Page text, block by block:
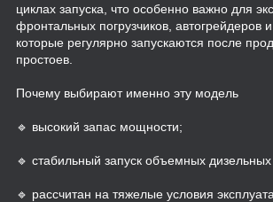
циклах запуска, что особенно важно для
фронтальных погрузчиков, автогрейдеров
которые регулярно запускаются после
простоев.
Почему выбирают именно эту модель
🔹 высокий запас мощности;
🔹 стабильный запуск объемных дизельных
🔹 рассчитан на тяжелые условия